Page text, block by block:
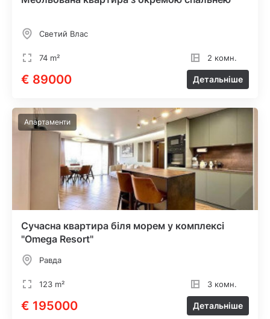
Светий Влас
74 m² 2 комн.
€ 89000 Детальніше
Апартаменти
Сучасна квартира біля морем у комплексі
"Omega Resort"
Равда
123 m² 3 комн.
€ 195000 Детальніше